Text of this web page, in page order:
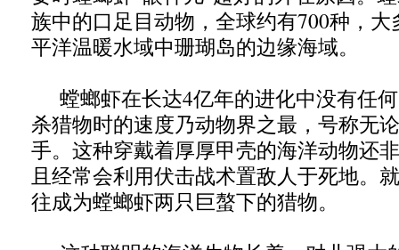
族中的口足目动物，全球约有700种，
平洋温暖水域中珊瑚岛的边缘海域。
螳螂虾在长达4亿年的进化中没有任
杀猎物时的速度乃动物界之最，号称无
手。这种穿戴着厚厚甲壳的海洋动物还
且经常会利用伏击战术置敌人于死地。
往成为螳螂虾两只巨螯下的猎物。